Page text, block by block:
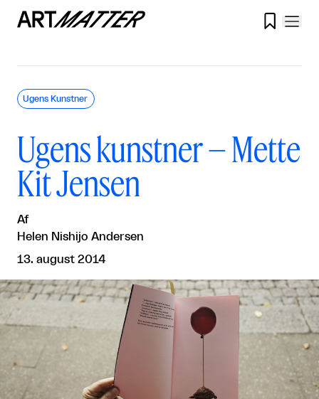

Ugens kunstner – Mette
Kit Jensen
Af
Helen Nishijo Andersen
13. august 2014
Ugens Kunstner